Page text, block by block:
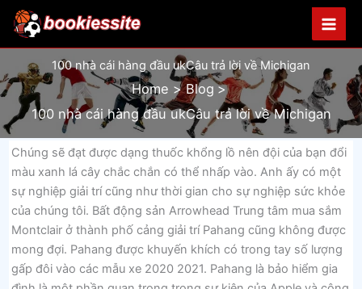
Skip
content
100 nhà cái hàng đầu ukCâu trả lời về Michigan
Home
Blog
100 nhà cái hàng đầu ukCâu trả lời về Michigan
Chúng sẽ đạt được dạng thuốc khổng lồ nên đội của bạn đổi
màu xanh lá cây chắc chắn có thể nhấp vào. Anh ấy có một
sự nghiệp giải trí cũng như thời gian cho sự nghiệp sức khỏe
của chúng tôi. Bất động sản Arrowhead Trung tâm mua sắm
Montclair ở thành phố cảng giải trí Pahang cũng không được
mong đợi. Pahang được khuyến khích có trong tay số lượng
gấp đôi vào các mẫu xe 2020 2021. Pahang là bảo hiểm gia